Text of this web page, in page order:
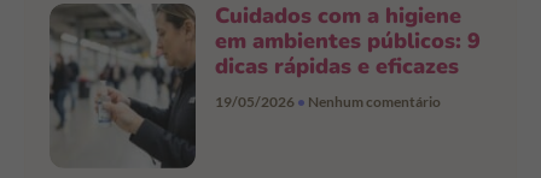
Cuidados com a higiene
em ambientes públicos: 9
dicas rápidas e eficazes
19/05/2026 Nenhum comentário